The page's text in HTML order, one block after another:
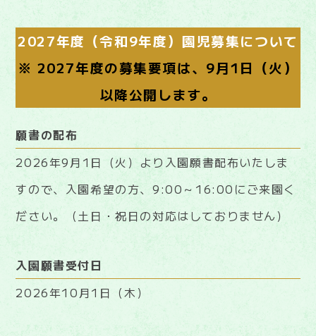
2027年度（令和9年度）園児募集について
※ 2027年度の募集要項は、9月1日（火）
以降公開します。
願書の配布
2026年9月1日（火）より入園願書配布いたしま
すので、入園希望の方、9:00～16:00にご来園く
ださい。（土日・祝日の対応はしておりません）
入園願書受付日
2026年10月1日（木）